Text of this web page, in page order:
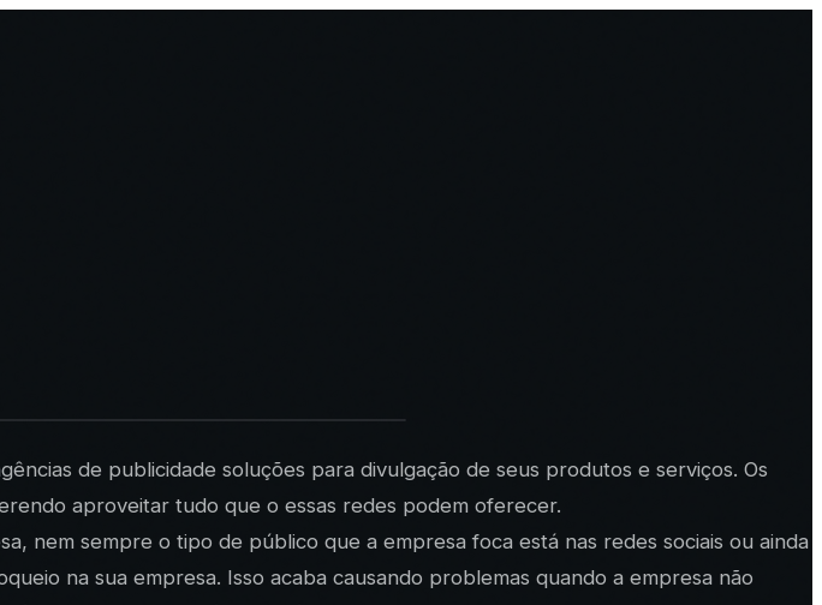
de publicidade soluções para divulgação de seus produtos e serviços. Os
aproveitar tudo que o essas redes podem oferecer.
nem sempre o tipo de público que a empresa foca está nas redes sociais ou ainda
na sua empresa. Isso acaba causando problemas quando a empresa não